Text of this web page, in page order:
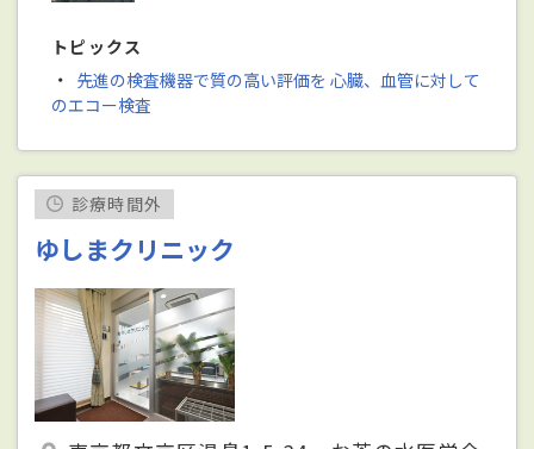
トピックス
・ 先進の検査機器で質の高い評価を 心臓、血管に対して
のエコー検査
診療時間外
ゆしまクリニック